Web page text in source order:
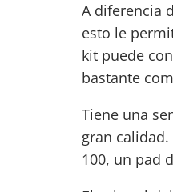
A diferencia
esto le
kit puede
bastante
Tiene una
gran
100, un pad